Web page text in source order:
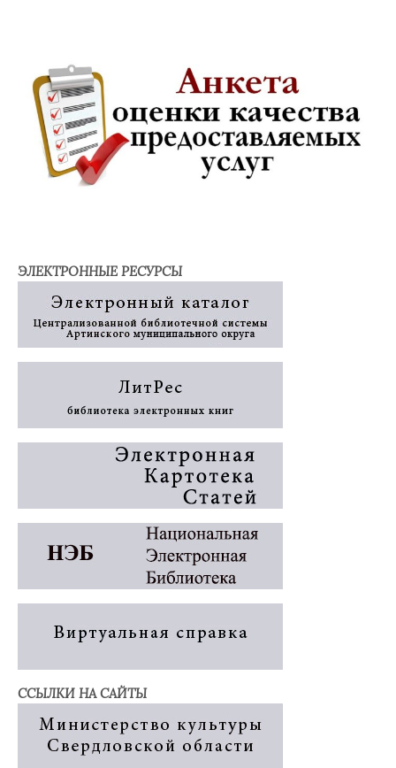
ЭЛЕКТРОННЫЕ РЕСУРСЫ
ССЫЛКИ НА САЙТЫ